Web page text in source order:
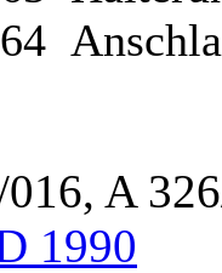
64
A
1990